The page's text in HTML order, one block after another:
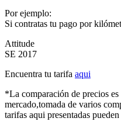
Por ejemplo:
Si contratas tu pago por
Attitude
SE 2017
Encuentra tu tarifa aqui
*La comparación de precios
mercado,tomada de varios
tarifas aqui presentadas